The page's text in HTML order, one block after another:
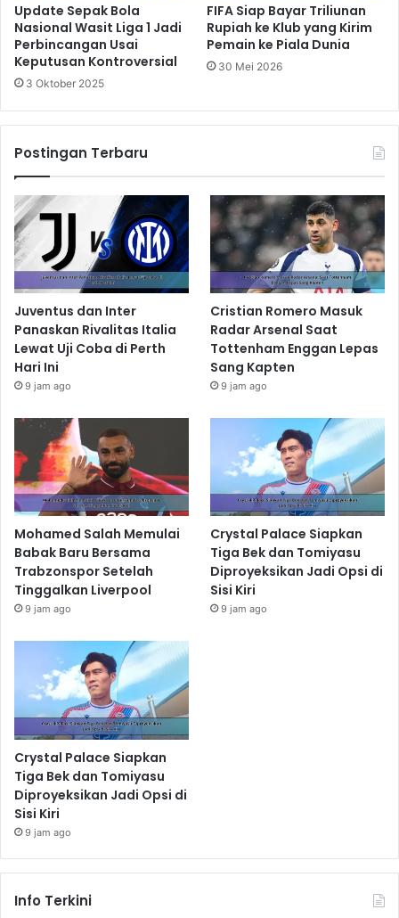
Update Sepak Bola
Nasional Wasit Liga 1 Jadi
Perbincangan Usai
Keputusan Kontroversial
3 Oktober 2025
FIFA Siap Bayar Triliunan
Rupiah ke Klub yang Kirim
Pemain ke Piala Dunia
30 Mei 2026
Postingan Terbaru
Juventus dan Inter
Panaskan Rivalitas Italia
Lewat Uji Coba di Perth
Hari Ini
9 jam ago
Cristian Romero Masuk
Radar Arsenal Saat
Tottenham Enggan Lepas
Sang Kapten
9 jam ago
Mohamed Salah Memulai
Babak Baru Bersama
Trabzonspor Setelah
Tinggalkan Liverpool
9 jam ago
Crystal Palace Siapkan
Tiga Bek dan Tomiyasu
Diproyeksikan Jadi Opsi di
Sisi Kiri
9 jam ago
Crystal Palace Siapkan
Tiga Bek dan Tomiyasu
Diproyeksikan Jadi Opsi di
Sisi Kiri
9 jam ago
Info Terkini